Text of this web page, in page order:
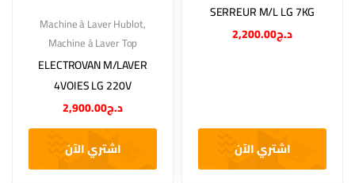
Machine à Laver Hublot,
Machine à Laver Top
ELECTROVAN M/LAVER
4VOIES LG 220V
د.ج2,900.00
اشتري الآن
SERREUR M/L LG 7KG
د.ج2,200.00
اشتري الآن